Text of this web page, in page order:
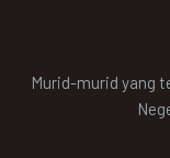
Murid-murid yang